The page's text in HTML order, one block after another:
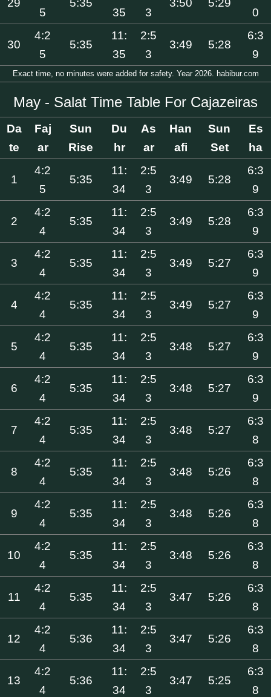
29
5
5:35
35
3
3:50 5:29
0
30
4:2
5
5:35
11:
35
2:5
3
3:49 5:28
6:3
9
Exact time, no minutes were added for safety. Year 2026. habibur.com
May - Salat Time Table For Cajazeiras
Da
te
Faj
ar
Sun
Rise
Du
hr
As
ar
Han
afi
Sun
Set
Es
ha
1
4:2
5
5:35
11:
34
2:5
3
3:49 5:28
6:3
9
2
4:2
4
5:35
11:
34
2:5
3
3:49 5:28
6:3
9
3
4:2
4
5:35
11:
34
2:5
3
3:49 5:27
6:3
9
4
4:2
4
5:35
11:
34
2:5
3
3:49 5:27
6:3
9
5
4:2
4
5:35
11:
34
2:5
3
3:48 5:27
6:3
9
6
4:2
4
5:35
11:
34
2:5
3
3:48 5:27
6:3
9
7
4:2
4
5:35
11:
34
2:5
3
3:48 5:27
6:3
8
8
4:2
4
5:35
11:
34
2:5
3
3:48 5:26
6:3
8
9
4:2
4
5:35
11:
34
2:5
3
3:48 5:26
6:3
8
10
4:2
4
5:35
11:
34
2:5
3
3:48 5:26
6:3
8
11
4:2
4
5:35
11:
34
2:5
3
3:47 5:26
6:3
8
12
4:2
4
5:36
11:
34
2:5
3
3:47 5:26
6:3
8
13
4:2
4
5:36
11:
34
2:5
3
3:47 5:25
6:3
8